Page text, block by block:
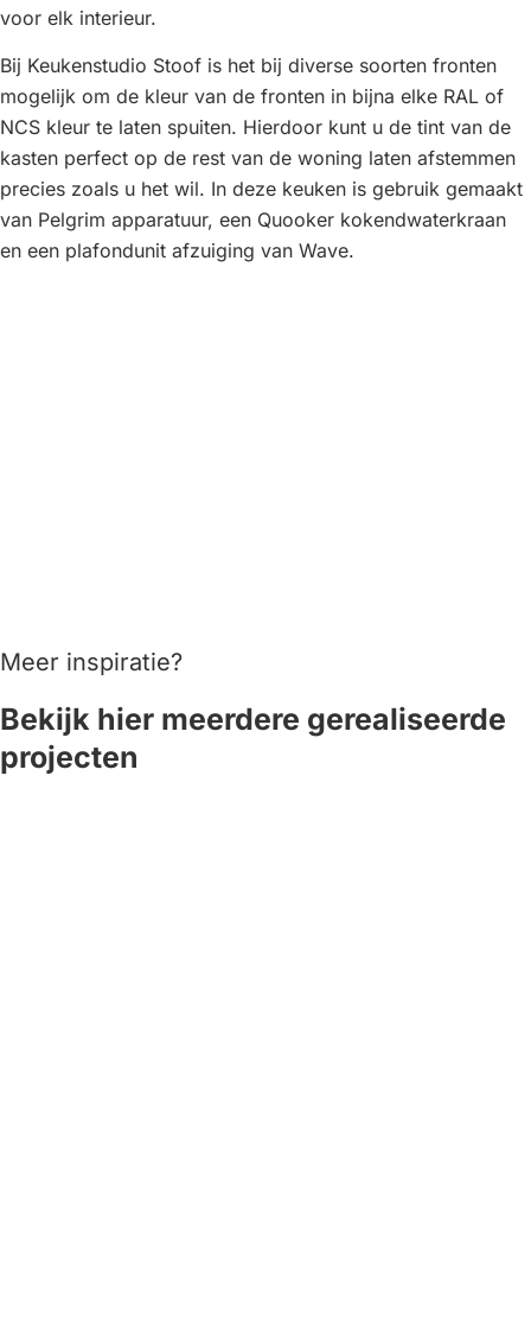
voor elk interieur.
Bij Keukenstudio Stoof is het bij diverse soorten fronten
mogelijk om de kleur van de fronten in bijna elke RAL of
NCS kleur te laten spuiten. Hierdoor kunt u de tint van de
kasten perfect op de rest van de woning laten afstemmen
precies zoals u het wil. In deze keuken is gebruik gemaakt
van Pelgrim apparatuur, een Quooker kokendwaterkraan
en een plafondunit afzuiging van Wave.
Meer inspiratie?
Bekijk hier meerdere gerealiseerde
projecten